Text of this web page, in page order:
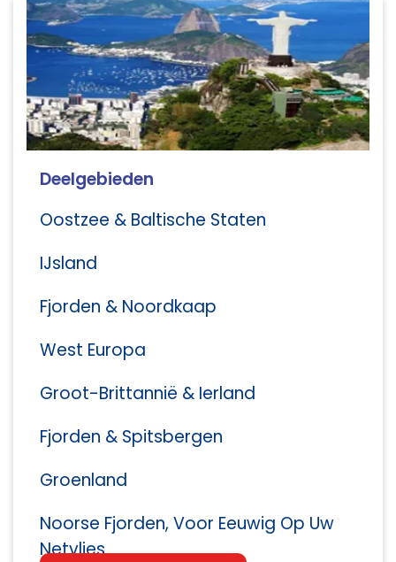
Deelgebieden
Oostzee & Baltische Staten
IJsland
Fjorden & Noordkaap
West Europa
Groot-Brittannië & Ierland
Fjorden & Spitsbergen
Groenland
Noorse Fjorden, Voor Eeuwig Op Uw
Netvlies